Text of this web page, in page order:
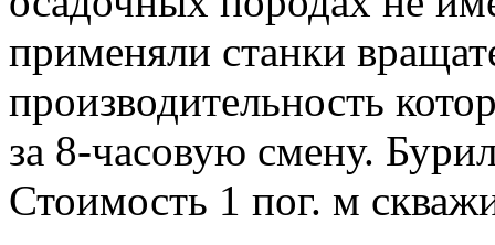
применяли станки
производительность
за 8-часовую смену.
Стоимость 1 пог. м